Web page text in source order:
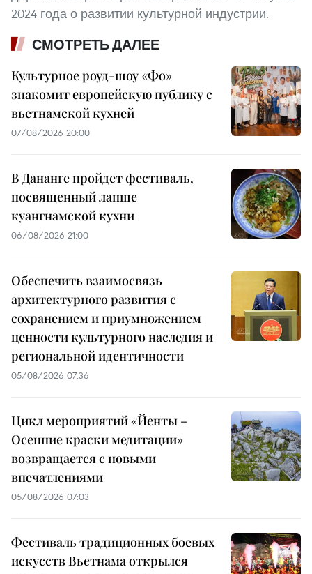
2024 года о развитии культурной индустрии.
СМОТРЕТЬ ДАЛЕЕ
Культурное роуд-шоу «Фо»
знакомит европейскую публику с
вьетнамской кухней
07/08/2026 20:00
В Дананге пройдет фестиваль,
посвященный лапше
куангнамской кухни
06/08/2026 21:00
Обеспечить взаимосвязь
архитектурного развития с
сохранением и приумножением
ценности культурного наследия и
региональной идентичности
05/08/2026 07:36
Цикл мероприятий «Йенты –
Осенние краски медитации»
возвращается с новыми
впечатлениями
05/08/2026 07:03
Фестиваль традиционных боевых
искусств Вьетнама открылся